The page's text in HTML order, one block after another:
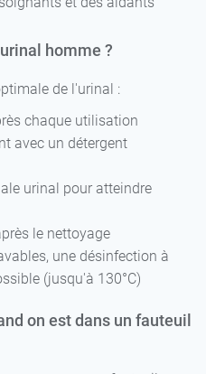
homme ?
de l'urinal :
chaque utilisation
avec un détergent
urinal pour atteindre
le nettoyage
une désinfection à
(jusqu'à 130°C)
on est dans un fauteuil